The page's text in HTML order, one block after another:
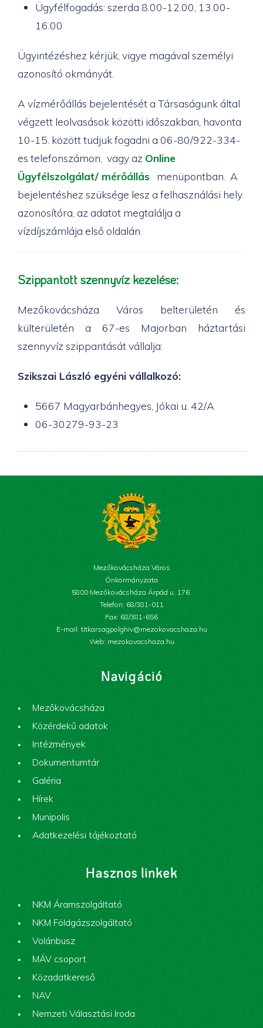
Ügyfélfogadás: szerda 8.00-12.00, 13.00-
16.00
Ügyintézéshez kérjük, vigye magával személyi
azonosító okmányát.
A vízmérőállás bejelentését a Társaságunk által
végzett leolvasások közötti időszakban, havonta
10-15. között tudjuk fogadni a 06-80/922-334-
es telefonszámon, vagy az Online
Ügyfélszolgálat/ mérőállás menüpontban. A
bejelentéshez szüksége lesz a felhasználási hely
azonosítóra, az adatot megtalálja a
vízdíjszámlája első oldalán.
Szippantott szennyvíz kezelése:
Mezőkovácsháza Város belterületén és
külterületén a 67-es Majorban háztartási
szennyvíz szippantását vállalja:
Szikszai László egyéni vállalkozó:
5667 Magyarbánhegyes, Jókai u. 42/A
06-30279-93-23
Mezőkovácsháza Város
Önkormányzata
5800 Mezőkovácsháza Árpád u. 176.
Telefon: 68/381-011
Fax: 68/381-656
E-mail: titkarsagpolghiv@mezokovacshaza.hu
Web: mezokovacshaza.hu
Navigáció
Mezőkovácsháza
Közérdekű adatok
Intézmények
Dokumentumtár
Galéria
Hírek
Munipolis
Adatkezelési tájékoztató
Hasznos linkek
NKM Áramszolgáltató
NKM Földgázszolgáltató
Volánbusz
MÁV csoport
Közadatkereső
NAV
Nemzeti Választási Iroda